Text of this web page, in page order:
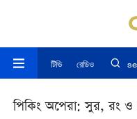
টিভি রেডিও
পিকিং অপেরা: সুর, রং ও